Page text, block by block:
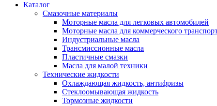
Каталог
Смазочные материалы
Моторные масла для легковых автомобилей
Моторные масла для коммерческого
Индустриальные масла
Трансмиссионные масла
Пластичные смазки
Масла для малой техники
Технические жидкости
Охлаждающая жидкость, антифризы
Стеклоомывающая жидкость
Тормозные жидкости